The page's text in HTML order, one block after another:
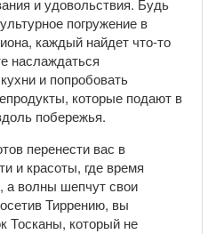
и удовольствия. Будь
погружение в
каждый найдет что-то
наслаждаться
и попробовать
которые подают в
побережья.
перенести вас в
и красоты, где время
а волны шепчут свои
Тиррению, вы
Тосканы, который не